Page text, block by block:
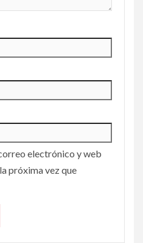
electrónico y web
próxima vez que